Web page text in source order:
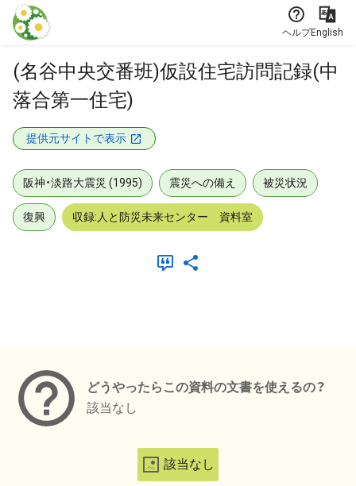
本文に飛ぶ
ヘルプEnglish
(名谷中央交番班)仮設住宅訪問記録(中
落合第一住宅)
提供元サイトで表示
阪神・淡路大震災 (1995) 震災への備え 被災状況
復興 収録:人と防災未来センター 資料室
どうやったらこの資料の文書を使えるの？
該当なし
該当なし